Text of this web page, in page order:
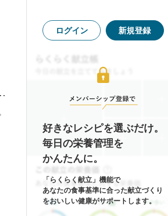
ログイン 新規登録
好きなレシピを選ぶだけ。
毎日の栄養管理を
かんたんに。
「らくらく献立」機能で
あなたの食事基準に合った献立づくり
をおいしい健康がサポートします。